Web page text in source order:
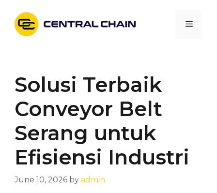
content
Menu
Solusi Terbaik
Conveyor Belt
Serang untuk
Efisiensi Industri
June 10, 2026 by admin